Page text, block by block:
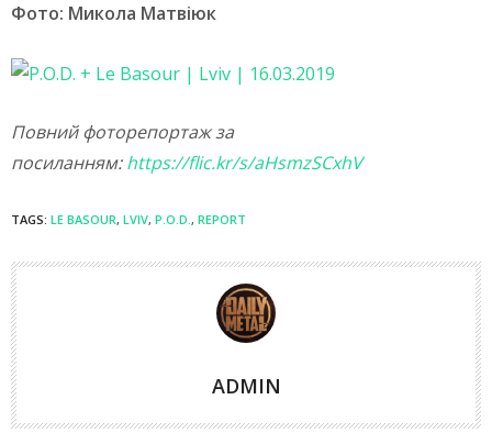
Фото: Микола Матвіюк
Повний фоторепортаж за
посиланням:https://flic.kr/s/aHsmzSCxhV
TAGS: LE BASOUR, LVIV, P.O.D. , REPORT
ADMIN